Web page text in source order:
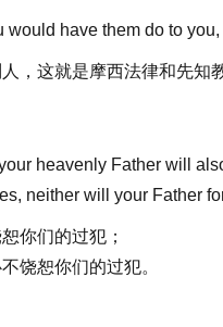
have them do to
，这就是摩西法律和先知
heavenly Father will
neither will your Father
你们的过犯；
饶恕你们的过犯。